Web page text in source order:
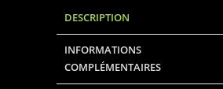
DESCRIPTION
INFORMATIONS
COMPLÉMENTAIRES